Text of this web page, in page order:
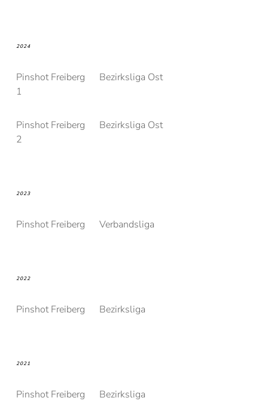
2024
Pinshot Freiberg
1
Bezirksliga Ost
Pinshot Freiberg
2
Bezirksliga Ost
2023
Pinshot Freiberg Verbandsliga
2022
Pinshot Freiberg Bezirksliga
2021
Pinshot Freiberg Bezirksliga